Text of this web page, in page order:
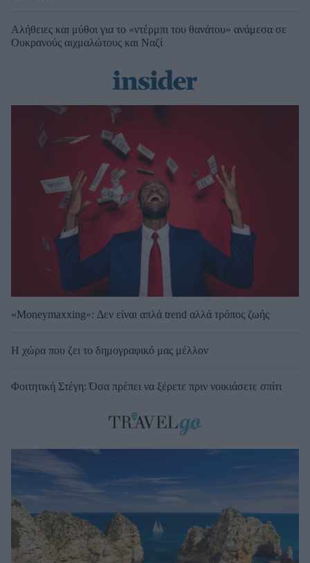
Αλήθειες και μύθοι για το «ντέρμπι του θανάτου» ανάμεσα σε
Ουκρανούς αιχμαλώτους και Ναζί
«Moneymaxxing»: Δεν είναι απλά trend αλλά τρόπος ζωής
Η χώρα που ζει το δημογραφικό μας μέλλον
Φοιτητική Στέγη: Όσα πρέπει να ξέρετε πριν νοικιάσετε σπίτι